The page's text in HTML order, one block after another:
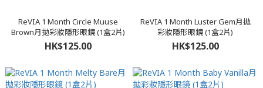
ReVIA 1 Month Circle Muuse
Brown月拋彩妝隱形眼鏡 (1盒2片)
HK$125.00
ReVIA 1 Month Luster Gem月拋
彩妝隱形眼鏡 (1盒2片)
HK$125.00